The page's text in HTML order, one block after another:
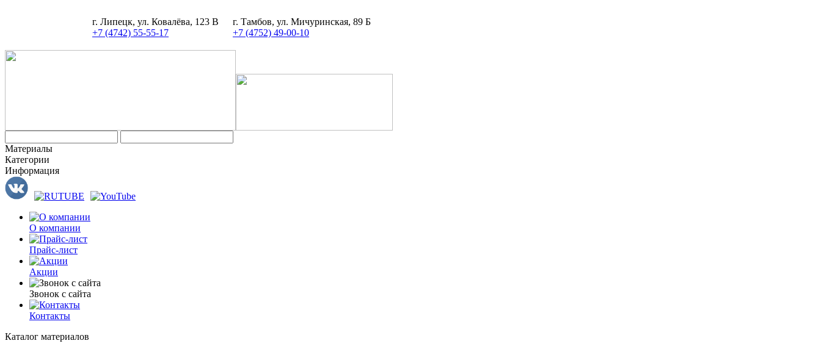
г. Липецк, ул. Ковалёва, 123 В
+7 (4742) 55-55-17
г. Тамбов, ул. Мичуринская, 89 Б
+7 (4752) 49-00-10
Материалы
Категории
Информация
О компании
Прайс-лист
Акции
Звонок с сайта
Контакты
Каталог материалов